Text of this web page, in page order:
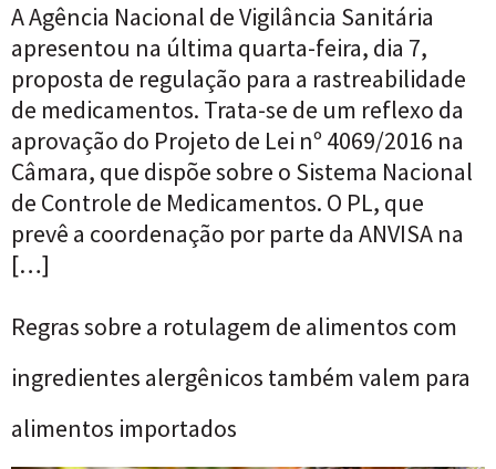
A Agência Nacional de Vigilância Sanitária
apresentou na última quarta-feira, dia 7,
proposta de regulação para a rastreabilidade
de medicamentos. Trata-se de um reflexo da
aprovação do Projeto de Lei nº 4069/2016 na
Câmara, que dispõe sobre o Sistema Nacional
de Controle de Medicamentos. O PL, que
prevê a coordenação por parte da ANVISA na
[…]
Regras sobre a rotulagem de alimentos com
ingredientes alergênicos também valem para
alimentos importados